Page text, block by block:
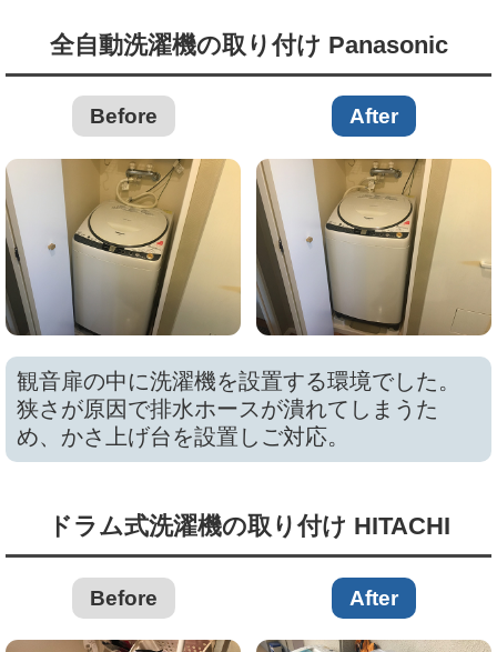
全自動洗濯機の取り付け Panasonic
Before After
観音扉の中に洗濯機を設置する環境でした。
狭さが原因で排水ホースが潰れてしまうた
め、かさ上げ台を設置しご対応。
ドラム式洗濯機の取り付け HITACHI
Before After